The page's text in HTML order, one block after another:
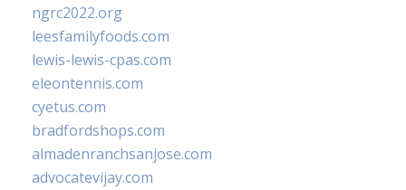
ngrc2022.org
leesfamilyfoods.com
lewis-lewis-cpas.com
eleontennis.com
cyetus.com
bradfordshops.com
almadenranchsanjose.com
advocatevijay.com